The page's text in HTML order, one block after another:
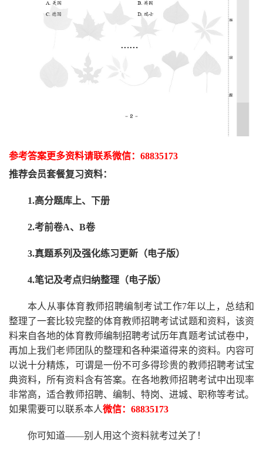
参考答案更多资料请联系微信： 68835173
推荐会员套餐复习资料：
1.高分题库上、下册
2.考前卷A、B卷
3.真题系列及强化练习更新（电子版）
4.笔记及考点归纳整理（电子版）
本人从事体育教师招聘编制考试工作7年以上，总结和
整理了一套比较完整的体育教师招聘考试试题和资料，该资
料来自各地的体育教师编制招聘考试历年真题考试试卷中，
再加上我们老师 团队的整理和各种渠道得来的资料。内容可
以说十分精炼，可谓是一份不可多得珍贵的教师招聘考试宝
典资料，所有资料含有答案。在各地教师招聘考试中出现率
非常高，适合教师招聘、编制、特岗、进城、职称等考试。
如果需要可以联系本人微信： 68835173
你可知道——别人用这个资料就考过关了！